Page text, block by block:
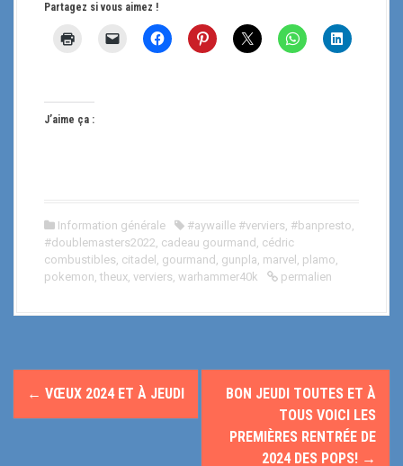
Partagez si vous aimez !
J’aime ça :
Information générale #aywaille #verviers, #banpresto,
#doublemasters2022, cadeau gourmand , cédric
combustibles, citadel , gourmand , gunpla, marvel , plamo,
pokemon, theux, verviers, warhammer40k permalien
N
a
← VŒUX 2024 ET À JEUDI
BON JEUDI TOUTES ET À
TOUS VOICI LES
PREMIÈRES RENTRÉE DE
2024 DES POPS! →